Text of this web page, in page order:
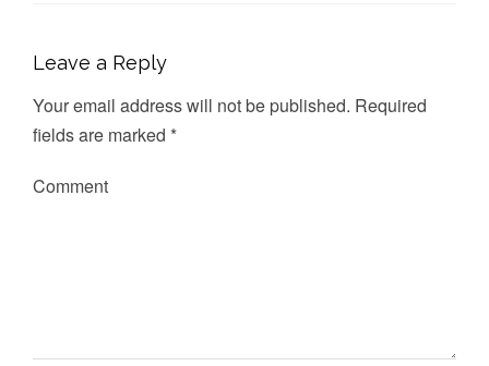
Leave a Reply
Your email address will not be published. Required
fields are marked *
Comment